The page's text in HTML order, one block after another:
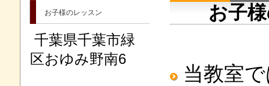
お子
当教室
お子様のレッスン
千葉県千葉市緑
区おゆみ野南6